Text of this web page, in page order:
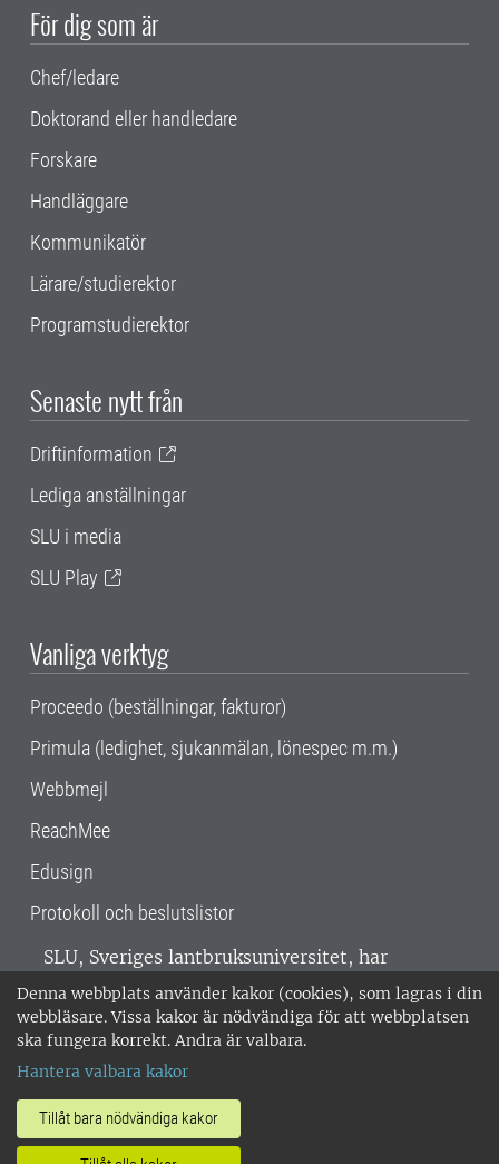
Denna webbplats använder kakor (cookies), som lagras i din
webbläsare. Vissa kakor är nödvändiga för att webbplatsen
ska fungera korrekt. Andra är valbara.
Hantera valbara kakor
Tillåt bara nödvändiga kakor
För dig som är
Chef/ledare
Doktorand eller handledare
Forskare
Handläggare
Kommunikatör
Lärare/studierektor
Programstudierektor
Senaste nytt från
Driftinformation
Lediga anställningar
SLU i media
SLU Play
Vanliga verktyg
Proceedo (beställningar, fakturor)
Primula (ledighet, sjukanmälan, lönespec m.m.)
Webbmejl
ReachMee
Edusign
Protokoll och beslutslistor
SLU, Sveriges lantbruksuniversitet, har
verksamhet över hela Sverige. Huvudorter är
Alnarp, Uppsala och Umeå.SLU är
miljöcertifierat enligt ISO 14001. •
018-67 10 00 • Org nr: 202100-2817 •
Om SLU:s webbplatser
•Hantera kakor•Behandling av